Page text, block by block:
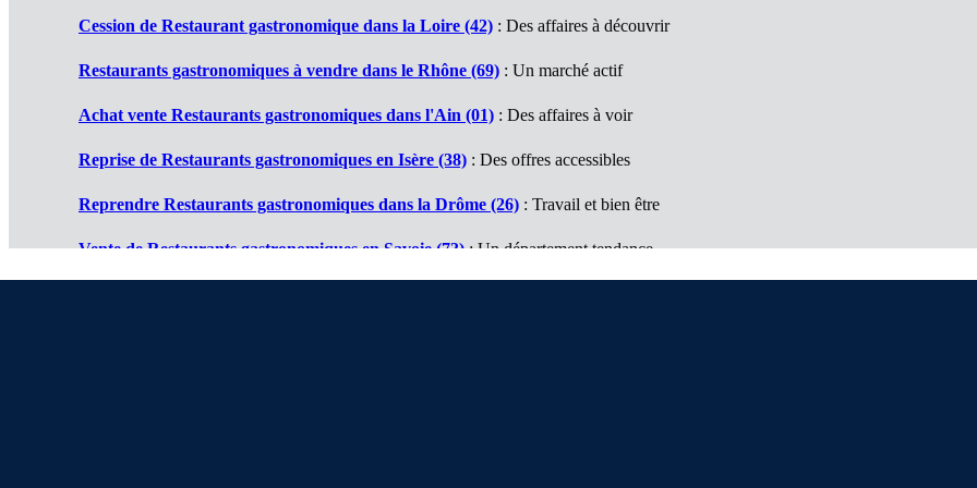
Cession de Restaurant gastronomique dans la Loire (42) : Des affaires à découvrir
Restaurants gastronomiques à vendre dans le Rhône (69) : Un marché actif
Achat vente Restaurants gastronomiques dans l'Ain (01) : Des affaires à voir
Reprise de Restaurants gastronomiques en Isère (38) : Des offres accessibles
Reprendre Restaurants gastronomiques dans la Drôme (26) : Travail et bien être
Vente de Restaurants gastronomiques en Savoie (73): Un département tendance